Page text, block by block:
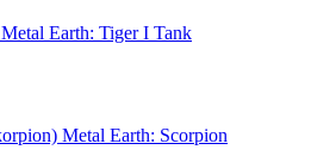
Metal Earth: Tiger I Tank
Metal Earth: Scorpion